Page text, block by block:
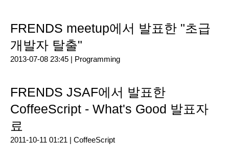
FRENDS meetup에서 발표한 "초급
개발자 탈출"
2013-07-08 23:45 | Programming
FRENDS JSAF에서 발표한
CoffeeScript - What's Good 발표자
료
2011-10-11 01:21 | CoffeeScript